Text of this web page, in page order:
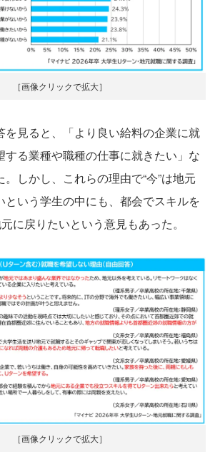
［画像クリックで拡大］
見ると、「より良い給料の企業に就
する業種や職種の仕事に就きたい」な
しかし、これらの理由で“今”は地元
という学生の中にも、都会でスキルを
に戻りたいという意見もあった。
［画像クリックで拡大］